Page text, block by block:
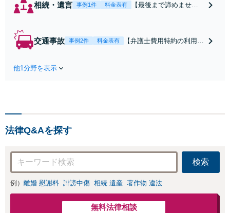
相続・遺言 事例1件 料金表有
【最後まで諦めませ
合意してしまう前にご
交通事故 事例2件 料金表有
【弁護士費用特約の利用＆
は損をしてしまうかもしれ
他1分野を表示
法律Q&Aを探す
検索
例） 離婚 慰謝料 誹謗中傷 相続 遺産 著作物 違法
無料法律相談